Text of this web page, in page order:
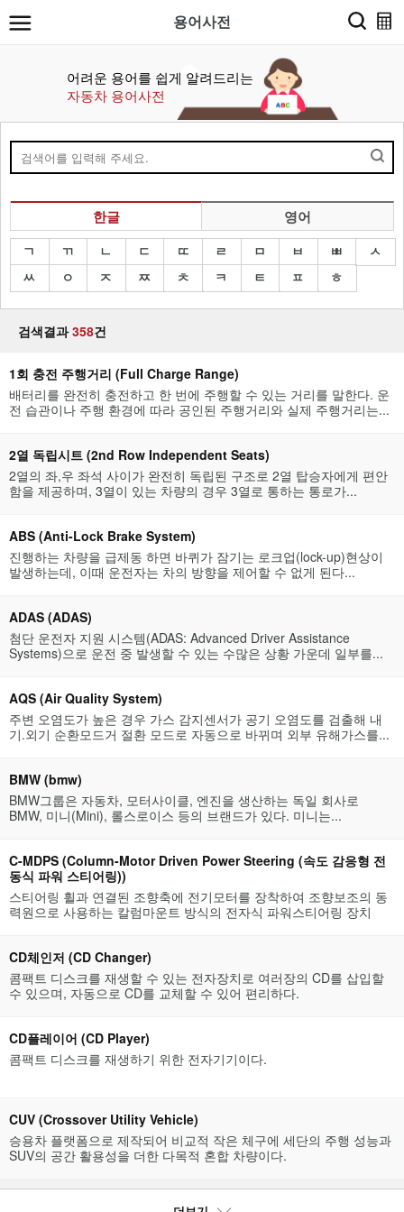
용어사전
어려운 용어를 쉽게 알려드리는
자동차 용어사전
한글 영어
ㄱ ㄲ ㄴ ㄷ ㄸ ㄹ ㅁ ㅂ ㅃ
ㅅ
ㅆ
ㅇ ㅈ ㅉ ㅊ ㅋ ㅌ ㅍ ㅎ
검색결과358건
1회 충전 주행거리 (Full Charge Range)
배터리를 완전히 충전하고 한 번에 주행할 수 있는 거리를 말한다. 운
전 습관이나 주행 환경에 따라 공인된 주행거리와 실제 주행거리는...
2열 독립시트 (2nd Row Independent Seats)
2열의 좌,우 좌석 사이가 완전히 독립된 구조로 2열 탑승자에게 편안
함을 제공하며, 3열이 있는 차량의 경우 3열로 통하는 통로가...
ABS (Anti-Lock Brake System)
진행하는 차량을 급제동 하면 바퀴가 잠기는 로크업(lock-up)현상이
발생하는데, 이때 운전자는 차의 방향을 제어할 수 없게 된다...
ADAS (ADAS)
첨단 운전자 지원 시스템(ADAS: Advanced Driver Assistance
Systems)으로 운전 중 발생할 수 있는 수많은 상황 가운데 일부를...
AQS (Air Quality System)
주변 오염도가 높은 경우 가스 감지센서가 공기 오염도를 검출해 내
기.외기 순환모드거 절환 모드로 자동으로 바뀌며 외부 유해가스를...
BMW (bmw)
BMW그룹은 자동차, 모터사이클, 엔진을 생산하는 독일 회사로
BMW, 미니(Mini), 롤스로이스 등의 브랜드가 있다. 미니는...
C-MDPS (Column-Motor Driven Power Steering (속도 감응형 전
동식 파워 스티어링))
스티어링 휠과 연결된 조향축에 전기모터를 장착하여 조향보조의 동
력원으로 사용하는 칼럼마운트 방식의 전자식 파워스티어링 장치
CD체인저 (CD Changer)
콤팩트 디스크를 재생할 수 있는 전자장치로 여러장의 CD를 삽입할
수 있으며, 자동으로 CD를 교체할 수 있어 편리하다.
CD플레이어 (CD Player)
콤팩트 디스크를 재생하기 위한 전자기기이다.
CUV (Crossover Utility Vehicle)
승용차 플랫폼으로 제작되어 비교적 작은 체구에 세단의 주행 성능과
SUV의 공간 활용성을 더한 다목적 혼합 차량이다.